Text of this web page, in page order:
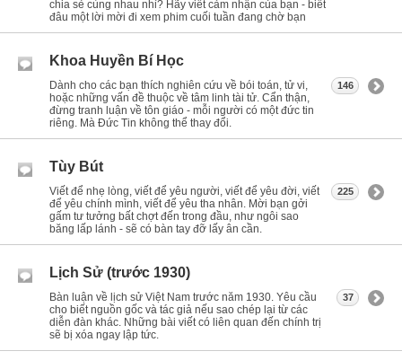
chia sẻ cùng nhau nhỉ? Hãy viết cảm nhận của bạn - biết
đâu một lời mời đi xem phim cuối tuần đang chờ bạn
Khoa Huyền Bí Học
Dành cho các bạn thích nghiên cứu về bói toán, tử vi,
hoặc những vấn đề thuộc về tâm linh tài tử. Cẩn thận,
đừng tranh luận về tôn giáo - mỗi người có một đức tin
riêng. Mà Đức Tin không thể thay đổi.
146
Tùy Bút
Viết để nhẹ lòng, viết để yêu người, viết để yêu đời, viết
để yêu chính mình, viết để yêu tha nhân. Mời bạn gởi
gấm tư tưởng bất chợt đến trong đầu, như ngôi sao
băng lấp lánh - sẽ có bàn tay đỡ lấy ân cần.
225
Lịch Sử (trước 1930)
Bàn luận về lịch sử Việt Nam trước năm 1930. Yêu cầu
cho biết nguồn gốc và tác giả nếu sao chép lại từ các
diễn đàn khác. Những bài viết có liên quan đến chính trị
sẽ bị xóa ngay lập tức.
37